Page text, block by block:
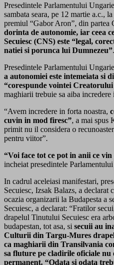
Presedintele Parlamentului
sambata seara, pe 12 martie a.c.,
premiul “Gabor Aron”, din partea
dorinta de autonomie, iar ceea
Secuiesc (CNS) este “legal,
natiei si porunca lui Dumnezeu”.
Presedintele Parlamentului
a autonomiei este intemeiata si
“corespunde vointei
maghiarii trebuie sa aiba
“Avem incredere in forta noastra,
cuvin in mod firesc”, a mai spus
primit nu il considera o
pentru viitor”.
“Voi face tot ce pot in anii ce
incheiat presedintele
In cadrul aceleiasi manifestari,
Secuiesc, Izsak Balazs, a declarat
ocazia organizarii la Budapesta a
Secuiesc, a declarat: “Fratilor
drapelul Tinutului Secuiesc era
budapestan, tot asa, si secuii au
Culturii din Targu-Mures
ca maghiarii din Transilvania
sa fluture pe cladirile oficiale nu
permanent. “Odata si odata